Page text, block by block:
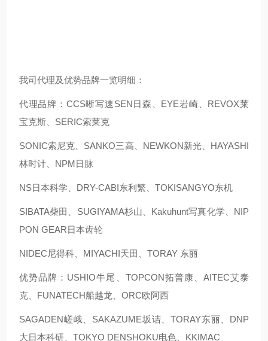
我司代理及优势品牌一览明细：
代理品牌：CCS晰写速SEN日森、EYE岩崎、REVOX莱
宝克斯、SERIC索莱克
SONIC索尼克、SANKO三高、NEWKON新光、HAYASHI
林时计、NPM日脉
NS日本科学、DRY-CABI东利繁、TOKISANGYO东机
SIBATA柴田、SUGIYAMA杉山、Kakuhunt写真化学、NIP
PON GEAR日本齿轮
NIDEC尼得科、MIYACHI天田、TORAY 东丽
优势品牌：USHIO牛尾、TOPCON拓普康、AITEC艾泰
克、FUNATECH船越龙、ORC欧阿西
SAGADEN嵯峨、SAKAZUME坂诘、TORAY东丽、DNP
大日本科研、TOKYO DENSHOKU电色、KKIMAC